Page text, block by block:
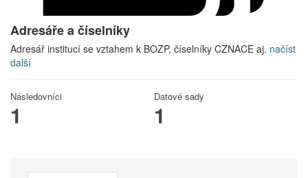
Adresáře a číselníky
Adresář institucí se vztahem k BOZP, číselníky CZNACE aj. načíst
další
Následovníci
1
Datové sady
1